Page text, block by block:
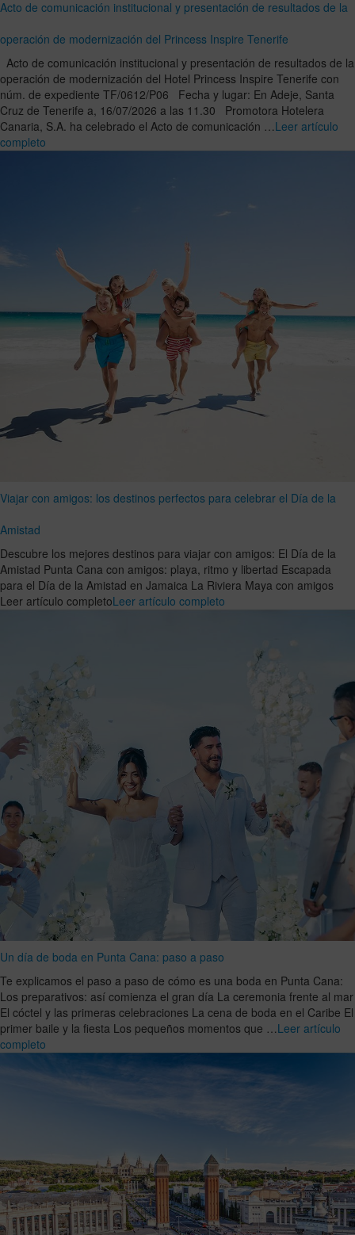
Acto de comunicación institucional y presentación de resultados de la
operación de modernización del Princess Inspire Tenerife
Acto de comunicación institucional y presentación de resultados de la
operación de modernización del Hotel Princess Inspire Tenerife con
núm. de expediente TF/0612/P06 Fecha y lugar: En Adeje, Santa
Cruz de Tenerife a, 16/07/2026 a las 11.30 Promotora Hotelera
Canaria, S.A. ha celebrado el Acto de comunicación …Leer artículo
completo
Viajar con amigos: los destinos perfectos para celebrar el Día de la
Amistad
Descubre los mejores destinos para viajar con amigos: El Día de la
Amistad Punta Cana con amigos: playa, ritmo y libertad Escapada
para el Día de la Amistad en Jamaica La Riviera Maya con amigos
Leer artículo completoLeer artículo completo
Un día de boda en Punta Cana: paso a paso
Te explicamos el paso a paso de cómo es una boda en Punta Cana:
Los preparativos: así comienza el gran día La ceremonia frente al mar
El cóctel y las primeras celebraciones La cena de boda en el Caribe El
primer baile y la fiesta Los pequeños momentos que …Leer artículo
completo